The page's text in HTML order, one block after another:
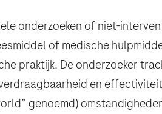
onderzoeken of niet-
of medische
praktijk. De onderzoeker
en
genoemd)